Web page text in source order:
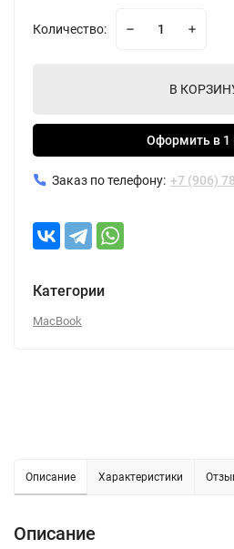
Количество:
В
Оформить в 1
Заказ по телефону: +7 (906)
Категории
MacBook
Описание Характеристики
Описание